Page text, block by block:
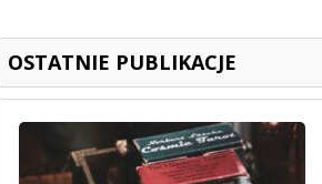
OSTATNIE PUBLIKACJE